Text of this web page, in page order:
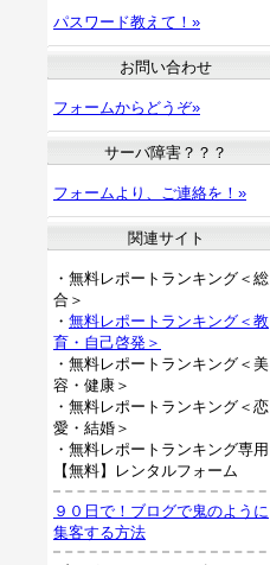
パスワード教えて！»
お問い合わせ
フォームからどうぞ»
サーバ障害？？？
フォームより、ご連絡を！»
関連サイト
・無料レポートランキング＜総
合＞
・ 無料レポートランキング＜教
育・自己啓発＞
・無料レポートランキング＜美
容・健康＞
・無料レポートランキング＜恋
愛・結婚＞
・無料レポートランキング専用
【無料】レンタルフォーム
９０日で！ブログで鬼のように
集客する方法